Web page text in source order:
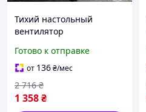
Тихий настольный
вентилятор
аккумуляторе 21V
Готово к отправке
от 136₴/мес
1 358₴
2 716 ₴